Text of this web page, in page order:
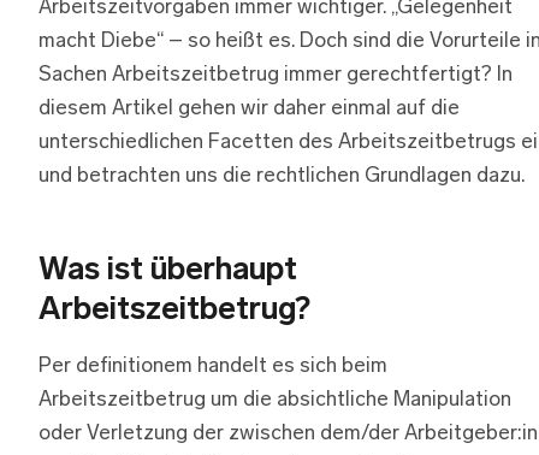
Arbeitszeitvorgaben immer wichtiger. „Gelegenheit
macht Diebe“ – so heißt es. Doch sind die Vorurteile
Sachen Arbeitszeitbetrug immer gerechtfertigt? In
diesem Artikel gehen wir daher einmal auf die
unterschiedlichen Facetten des Arbeitszeitbetrugs
und betrachten uns die rechtlichen Grundlagen dazu.
Was ist überhaupt
Arbeitszeitbetrug?
Per definitionem handelt es sich beim
Arbeitszeitbetrug um die absichtliche Manipulation
oder Verletzung der zwischen dem/der Arbeitgeber:in